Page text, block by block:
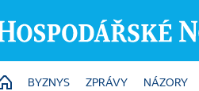
HOME
BYZNYS ZPRÁVY NÁZORY